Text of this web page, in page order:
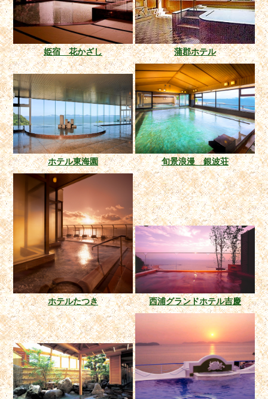
姫宿 花かざし 蒲郡ホテル
ホテル東海園 旬景浪漫 銀波荘
ホテルたつき 西浦グランドホテル吉慶